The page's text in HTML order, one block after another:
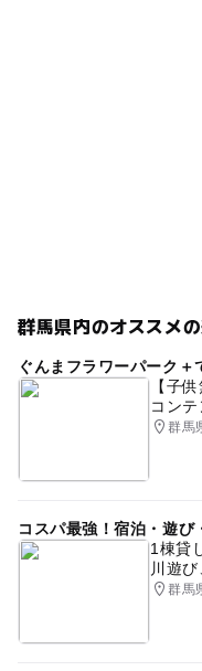
群馬県内のオススメ
ぐんまフラワーパーク＋
【子
コンテ
群馬
コスパ最強！宿泊・遊び
1棟貸
川遊
群馬